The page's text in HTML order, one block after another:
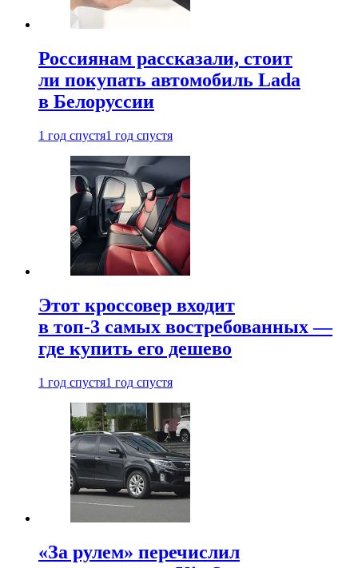
Россиянам рассказали, стоит
ли покупать автомобиль Lada
в Белоруссии
1 год спустя1 год спустя
Этот кроссовер входит
в топ-3 самых востребованных —
где купить его дешево
1 год спустя1 год спустя
«За рулем» перечислил